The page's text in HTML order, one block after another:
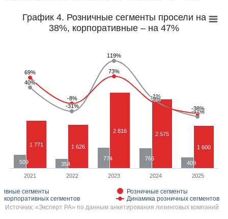
График 4. Розничные сегменты просели на
38%, корпоративные – на 47%
509 354
774 766
409
1 771 1 626
2 816 2 575
1 600
40%
40%
-31%
-31%
119%
119%
-1%
-1%
-47%
-47%
69%
69%
-8%
-8%
73%
73%
-9%
-9%
-38%
-38%
сегменты
Розничные сегменты
корпоративных сегментов
Динамика розничных сегментов
2021 2022 2023 2024 2025
Источник: «Эксперт РА» по данным анкетирования лизинговых компаний